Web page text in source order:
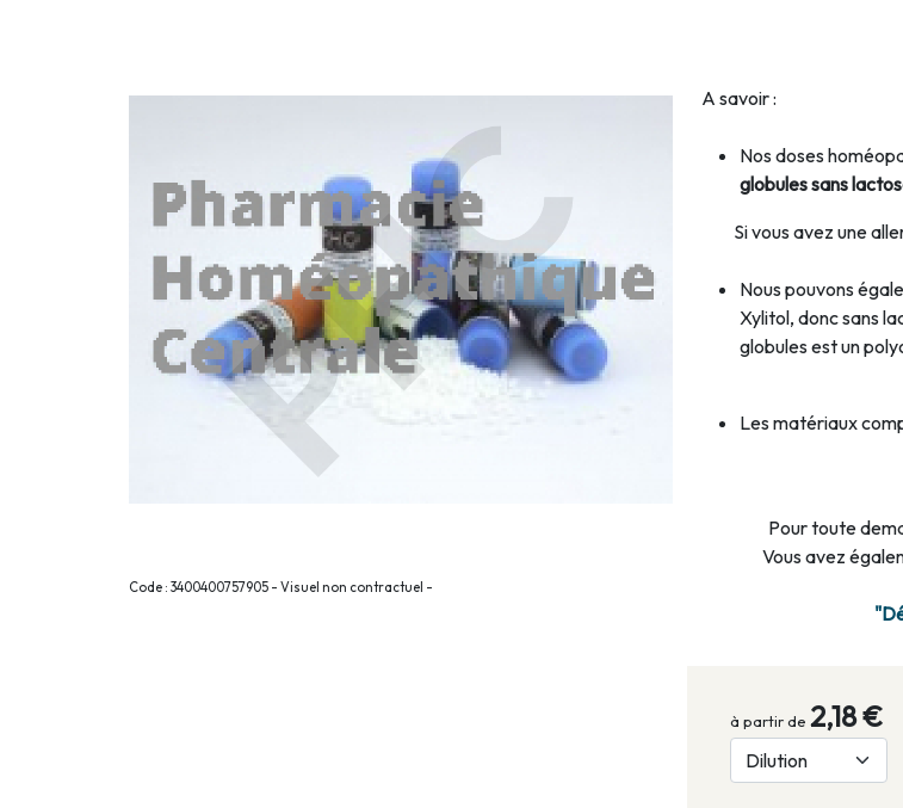
Code : 3400400757905 - Visuel non contractuel -
A savoir :
Nos doses
globules sans
Si vous avez une
Nous pouvons
Xylitol, donc sans
globules est un
Les matériaux
Pour toute
Vous avez
à partir de 2,18 €